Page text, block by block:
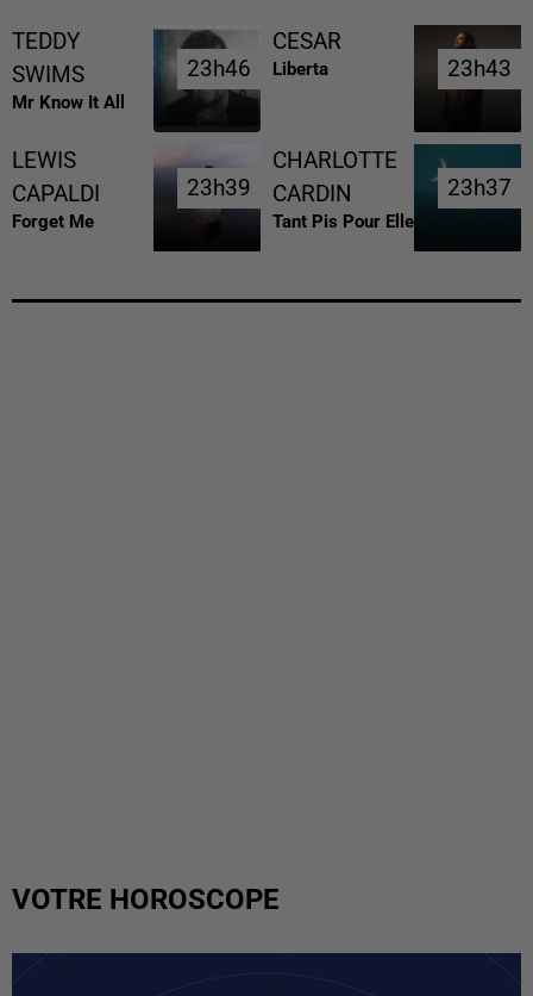
TEDDY
SWIMS
Mr Know It All
23h46
23h46
CESAR
Liberta 23h43
23h43
LEWIS
CAPALDI
Forget Me
23h39
23h39
CHARLOTTE
CARDIN
Tant Pis Pour Elle
23h37
23h37
VOTRE HOROSCOPE